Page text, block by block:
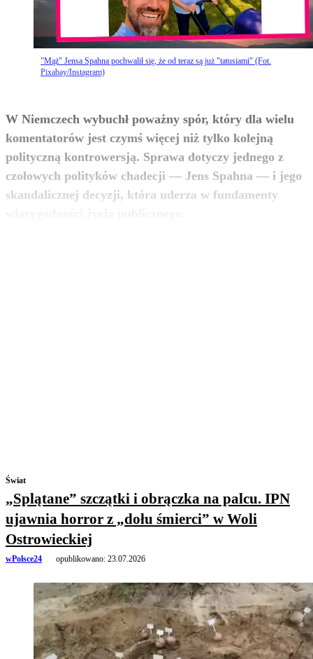
"Mąż" Jensa Spahna pochwalił się, że od teraz są już "tatusiami" (Fot.
Pixabay/Instagram)
W Niemczech wybuchł poważny spór, który dla wielu
komentatorów jest czymś więcej niż tylko kolejną
polityczną kontrowersją. Sprawa dotyczy jednego z
czołowych polityków chadecji — Jens Spahna — i jego
skandalicznej decyzji, która uderza w fundamenty
zobacz więcej
Świat
„Splątane” szczątki i obrączka na palcu. IPN
ujawnia horror z „dołu śmierci” w Woli
Ostrowieckiej
wPolsce24 opublikowano: 23.07.2026